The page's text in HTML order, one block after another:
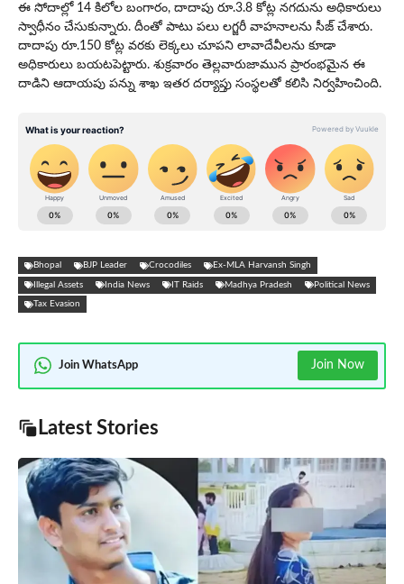
ఈ సోదాల్లో 14 కిలోల బంగారం, దాదాపు రూ.3.8 కోట్ల నగదును అధికారులు
స్వాధీనం చేసుకున్నారు. దీంతో పాటు పలు లగ్జరీ వాహనాలను సీజ్ చేశారు.
దాదాపు రూ.150 కోట్ల వరకు లెక్కలు చూపని లావాదేవీలను కూడా
అధికారులు బయటపెట్టారు. శుక్ర‌వారం తెల్లవారుజామున ప్రారంభమైన ఈ
దాడిని ఆదాయపు పన్ను శాఖ ఇతర దర్యాప్తు సంస్థలతో కలిసి నిర్వహించింది.
Bhopal BJP Leader Crocodiles Ex-MLA Harvansh Singh
Illegal Assets India News IT Raids Madhya Pradesh Political News
Tax Evasion
Join WhatsApp Join Now
Latest Stories